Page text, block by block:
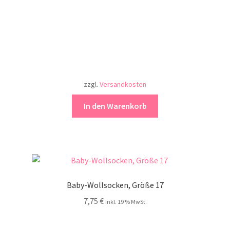
zzgl. Versandkosten
In den Warenkorb
Baby-Wollsocken, Größe 17
7,75 € inkl. 19 % MwSt.